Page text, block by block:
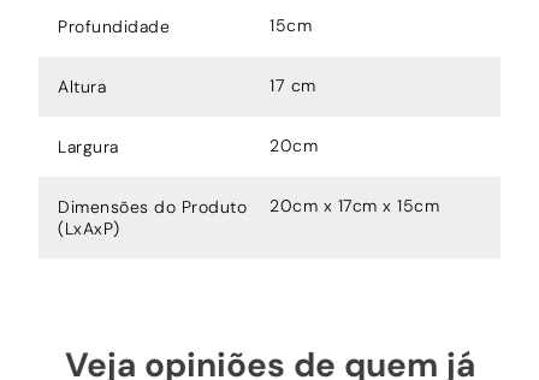
Profundidade 15cm
Altura 17 cm
Largura 20cm
Dimensões do Produto
(LxAxP)
20cm x 17cm x 15cm
Veja opiniões de quem já